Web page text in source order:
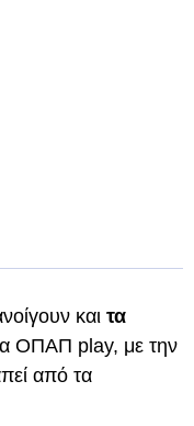
και τα
ΟΠΑΠ play, με την
από τα